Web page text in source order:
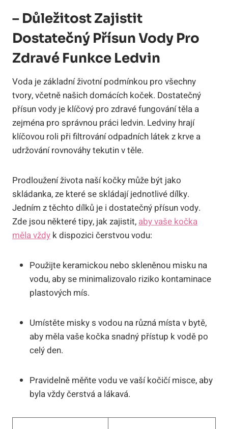
– Důležitost Zajistit
Dostatečný Přísun Vody Pro
Zdravé Funkce Ledvin
Voda je základní životní podmínkou pro všechny
tvory, včetně našich domácích koček. Dostatečný
přísun vody je klíčový pro zdravé fungování těla a
zejména pro správnou práci ledvin. Ledviny hrají
klíčovou roli při filtrování odpadních látek z krve a
udržování rovnováhy tekutin v těle.
Prodloužení života naší kočky může být jako
skládanka, ze které se skládají jednotlivé dílky.
Jedním z těchto dílků je i dostatečný přísun vody.
Zde jsou některé tipy, jak zajistit, aby vaše kočka
měla vždy k dispozici čerstvou vodu:
Použijte keramickou nebo skleněnou misku na
vodu, aby se minimalizovalo riziko kontaminace
plastových mís.
Umístěte misky s vodou na různá místa v bytě,
aby měla vaše kočka snadný přístup k vodě po
celý den.
Pravidelně měňte vodu ve vaší kočičí misce, aby
byla vždy čerstvá a lákavá.